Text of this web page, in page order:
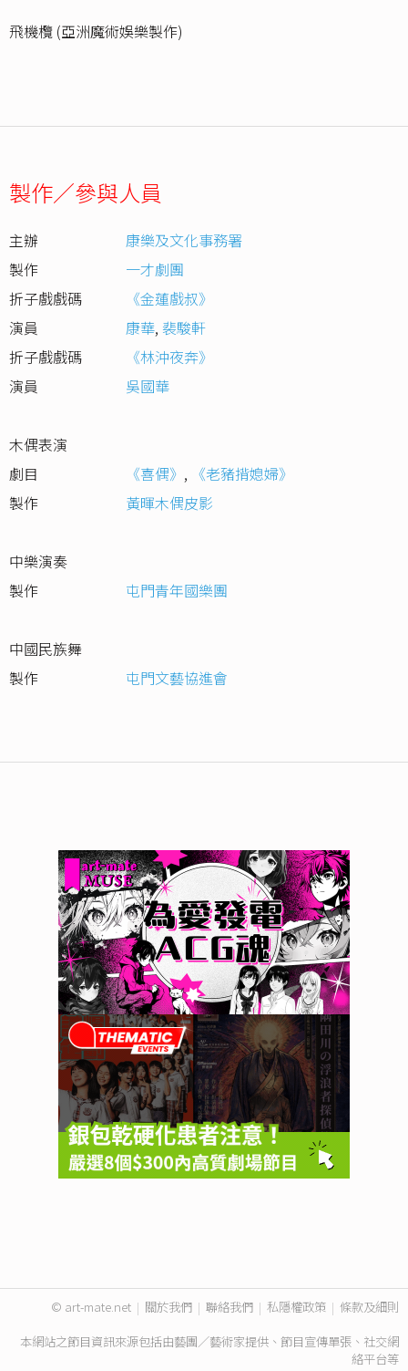
飛機欖 (亞洲魔術娛樂製作)
製作／參與人員
主辦
康樂及文化事務署
製作
一才劇團
折子戲戲碼
《金蓮戲叔》
演員
康華, 裴駿軒
折子戲戲碼
《林沖夜奔》
演員
吳國華
木偶表演
劇目
《喜偶》 , 《老豬揹媳婦》
製作
黃暉木偶皮影
中樂演奏
製作
屯門青年國樂團
中國民族舞
製作
屯門文藝協進會
© art-mate.net | 關於我們 | 聯絡我們 | 私隱權政策 | 條款及細則
本網站之節目資訊來源包括由藝團／藝術家提供、節目宣傳單張、社交網
絡平台等